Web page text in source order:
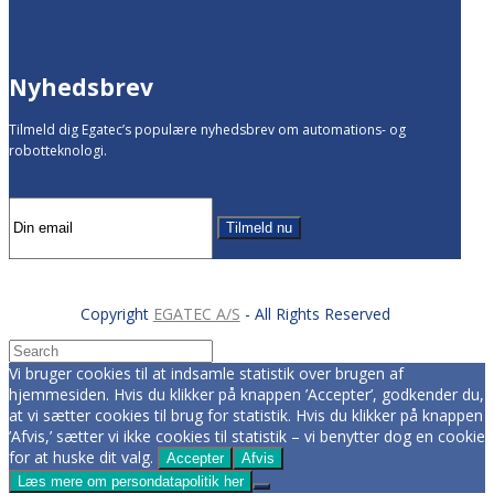
Nyhedsbrev
Tilmeld dig Egatec’s populære nyhedsbrev om automations- og
robotteknologi.
Tilmeld nu
Copyright EGATEC A/S - All Rights Reserved
Vi bruger cookies til at indsamle statistik over brugen af
hjemmesiden. Hvis du klikker på knappen ’Accepter’, godkender du,
at vi sætter cookies til brug for statistik. Hvis du klikker på knappen
’Afvis,’ sætter vi ikke cookies til statistik – vi benytter dog en cookie
for at huske dit valg.
Accepter
Afvis
Læs mere om persondatapolitik her